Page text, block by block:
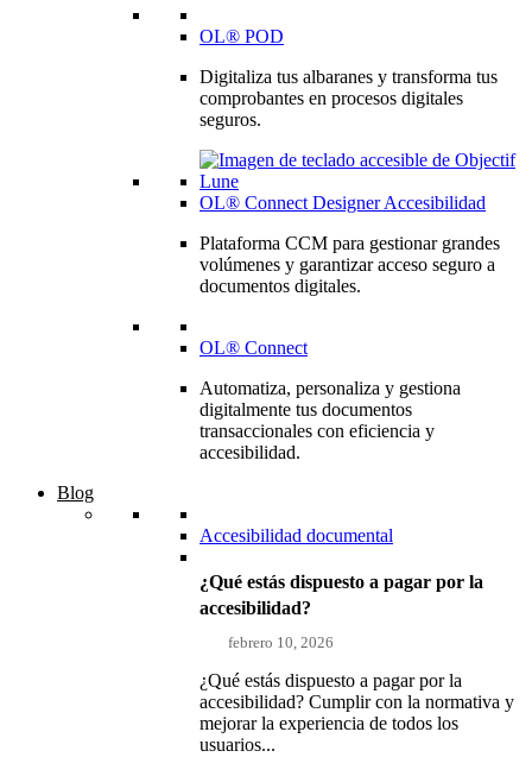
OL® POD
Digitaliza tus albaranes y transforma tus
comprobantes en procesos digitales
seguros.
OL® Connect Designer Accesibilidad
Plataforma CCM para gestionar grandes
volúmenes y garantizar acceso seguro a
documentos digitales.
OL® Connect
Automatiza, personaliza y gestiona
digitalmente tus documentos
transaccionales con eficiencia y
accesibilidad.
Blog
Accesibilidad documental
¿Qué estás dispuesto a pagar por la
accesibilidad?
febrero 10, 2026
¿Qué estás dispuesto a pagar por la
accesibilidad? Cumplir con la normativa y
mejorar la experiencia de todos los
usuarios...